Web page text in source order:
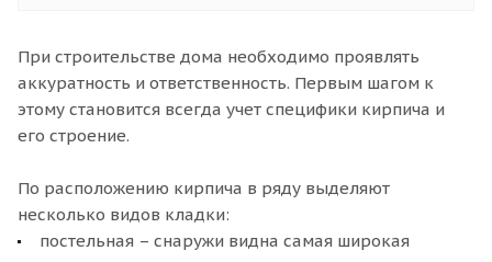
При строительстве дома необходимо проявлять
аккуратность и ответственность. Первым шагом к
этому становится всегда учет специфики кирпича и
его строение.
По расположению кирпича в ряду выделяют
несколько видов кладки:
постельная – снаружи видна самая широкая